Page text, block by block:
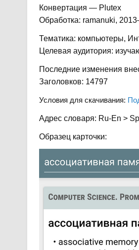
Конвертация — Plutex
Обработка: ramanuki,
Тематика: компьютеры,
Целевая аудитория:
Последние изменения
Заголовков: 14797
Условия для скачивания:
Адрес словаря: Ru-En >
Образец карточки: